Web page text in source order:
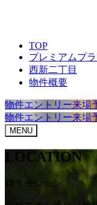
TOP
プレミアムプ
西新二丁目
物件概要
物件エントリー来場
物件エントリー来場
MENU
LOCATION
ロケーション